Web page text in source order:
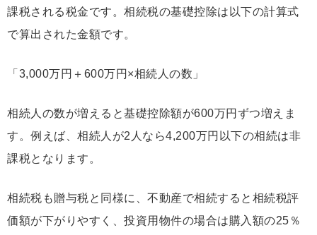
課税される税金です。相続税の基礎控除は以下の計算式
で算出された金額です。
「3,000万円＋600万円×相続人の数」
相続人の数が増えると基礎控除額が600万円ずつ増えま
す。例えば、相続人が2人なら4,200万円以下の相続は非
課税となります。
相続税も贈与税と同様に、不動産で相続すると相続税評
価額が下がりやすく、投資用物件の場合は購入額の25％